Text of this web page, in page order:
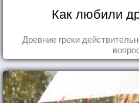
Как любили
Древние греки